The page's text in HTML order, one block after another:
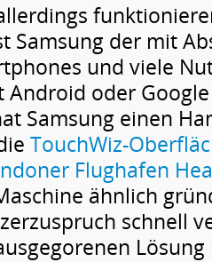
Samsung der mit
und viele
oder
Samsung einen
TouchWiz-
Flughafen
ähnlich
schnell